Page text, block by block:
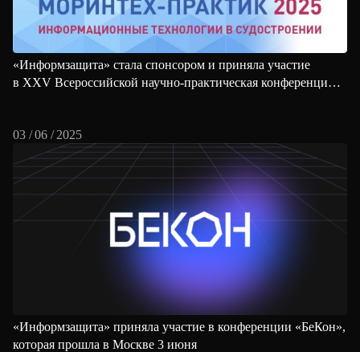
«Информзащита» стала спонсором и приняла участие
в XXV Всероссийской научно-практическая конференции
03 / 06 / 2025
«Информзащита» приняла участие в конференции «БеКон»,
которая прошла в Москве 3 июня